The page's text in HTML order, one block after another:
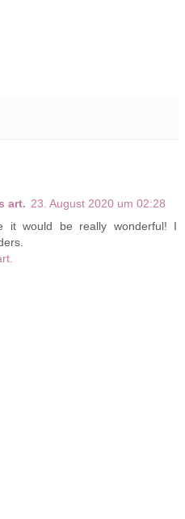
art. 23. August 2020 um 02:28
it would be really wonderful! I